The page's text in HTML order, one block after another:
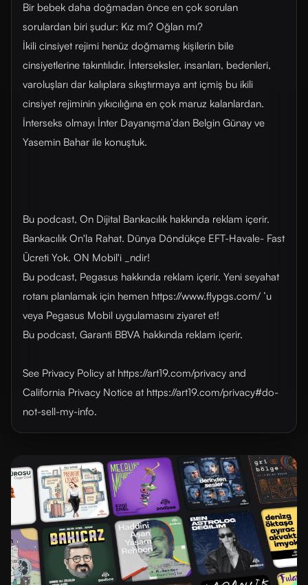
Bir bebek daha doğmadan önce en çok sorulan
sorulardan biri şudur: Kız mı? Oğlan mı?
İkili cinsiyet rejimi henüz doğmamış kişilerin bile
cinsiyetlerine takıntılıdır. İnterseksler, insanları, bedenleri,
varoluşları dar kalıplara sıkıştırmaya ant içmiş bu ikili
cinsiyet rejiminin yıkıcılığına en çok maruz kalanlardan.
İnterseks olmayı İnter Dayanışma’dan Belgin Günay ve
Yasemin Bahar ile konuştuk.
Bu podcast, On Dijital Bankacılık hakkında reklam içerir.
Bankacılık On'la Rahat. Dünya Döndükçe EFT-Havale- Fast
Ücreti Yok. ON Mobil'i _ndir!
Bu podcast, Pegasus hakkında reklam içerir. Yeni seyahat
rotanı planlamak için hemen https://www.flypgs.com/ ’u
veya Pegasus Mobil uygulamasını ziyaret et!
Bu podcast, Garanti BBVA hakkında reklam içerir.
See Privacy Policy at https://art19.com/privacy and
California Privacy Notice at https://art19.com/privacy#do-
not-sell-my-info.